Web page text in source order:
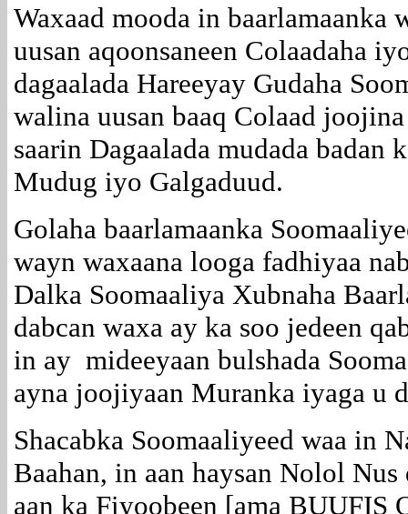
Waxaad mooda in baarlamaanka
uusan aqoonsaneen Colaadaha
dagaalada Hareeyay Gudaha
walina uusan baaq Colaad
saarin Dagaalada mudada badan
Mudug iyo Galgaduud.
Golaha baarlamaanka
wayn waxaana looga fadhiyaa
Dalka Soomaaliya Xubnaha
dabcan waxa ay ka soo jedeen
in ay mideeyaan bulshada
ayna joojiyaan Muranka iyaga u
Shacabka Soomaaliyeed waa in
Baahan, in aan haysan Nolol
aan ka Fiyoobeen [ama BUUFIS